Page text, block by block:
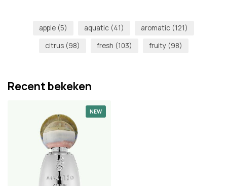
apple (5) aquatic (41) aromatic (121)
citrus (98) fresh (103) fruity (98)
Recent bekeken
NEW